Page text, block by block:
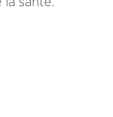
santé.